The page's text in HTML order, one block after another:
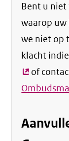
Bent u
waarop uw
we niet op
klacht
of